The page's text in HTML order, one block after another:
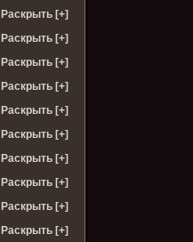
Раскрыть [+]
Раскрыть [+]
Раскрыть [+]
Раскрыть [+]
Раскрыть [+]
Раскрыть [+]
Раскрыть [+]
Раскрыть [+]
Раскрыть [+]
Раскрыть [+]